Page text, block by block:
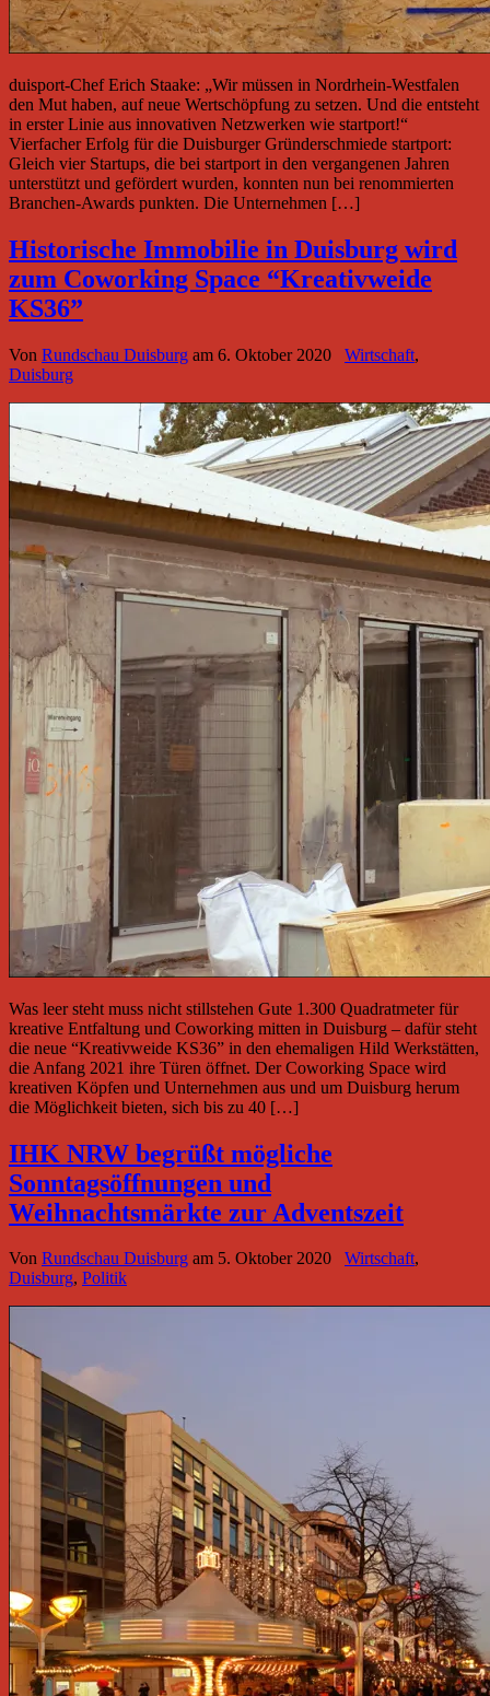
duisport-Chef Erich Staake: „Wir müssen in Nordrhein-Westfalen
den Mut haben, auf neue Wertschöpfung zu setzen. Und die entsteht
in erster Linie aus innovativen Netzwerken wie startport!“
Vierfacher Erfolg für die Duisburger Gründerschmiede startport:
Gleich vier Startups, die bei startport in den vergangenen Jahren
unterstützt und gefördert wurden, konnten nun bei renommierten
Branchen-Awards punkten. Die Unternehmen […]
Historische Immobilie in Duisburg wird
zum Coworking Space “Kreativweide
KS36”
Von Rundschau Duisburg am 6. Oktober 2020 Wirtschaft,
Duisburg
Was leer steht muss nicht stillstehen Gute 1.300 Quadratmeter für
kreative Entfaltung und Coworking mitten in Duisburg – dafür steht
die neue “Kreativweide KS36” in den ehemaligen Hild Werkstätten,
die Anfang 2021 ihre Türen öffnet. Der Coworking Space wird
kreativen Köpfen und Unternehmen aus und um Duisburg herum
die Möglichkeit bieten, sich bis zu 40 […]
IHK NRW begrüßt mögliche
Sonntagsöffnungen und
Weihnachtsmärkte zur Adventszeit
Von Rundschau Duisburg am 5. Oktober 2020 Wirtschaft,
Duisburg, Politik